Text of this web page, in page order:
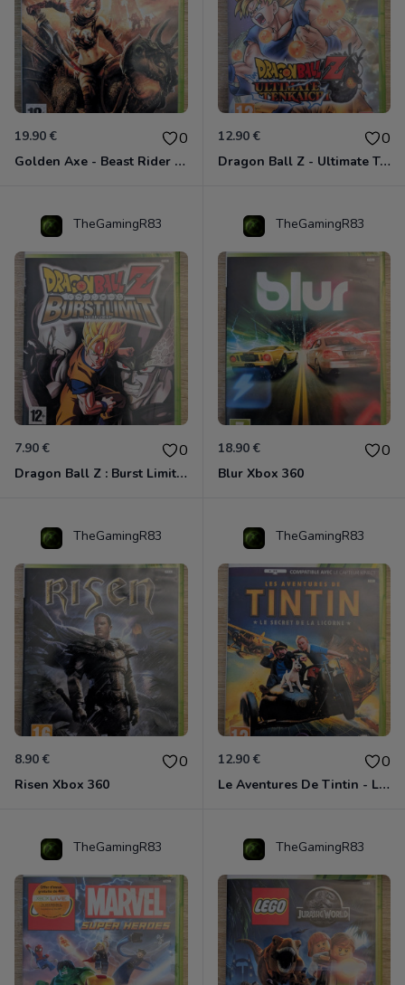
19.90 € 0
Golden Axe - Beast Rider Xbox 360
12.90 € 0
Dragon Ball Z - Ultimate Tenkaichi Xbox 360
TheGamingR83
7.90 € 0
Dragon Ball Z : Burst Limit Xbox 360
TheGamingR83
18.90 € 0
Blur Xbox 360
TheGamingR83
8.90 € 0
Risen Xbox 360
TheGamingR83
12.90 € 0
Le Aventures De Tintin - Le Secret De La Licorne Xbox 360
TheGamingR83 TheGamingR83